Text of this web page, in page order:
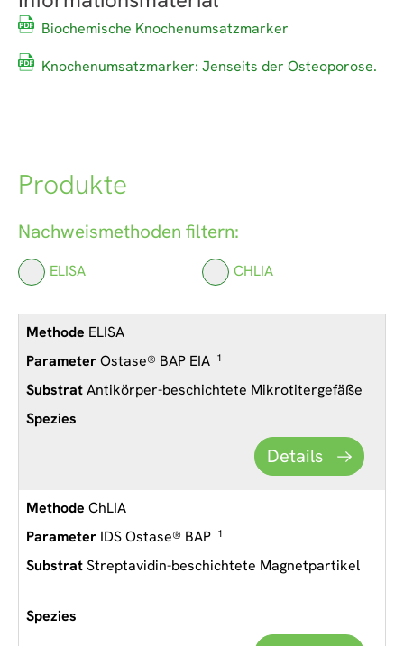
Biochemische Knochenumsatzmarker
Knochenumsatzmarker: Jenseits der Osteoporose.
Produkte
Nachweismethoden filtern:
ELISA CHLIA
ELISA
Ostase® BAP EIA 1
Antikörper-beschichtete Mikrotitergefäße
Details
ChLIA
IDS Ostase® BAP 1
Streptavidin-beschichtete Magnetpartikel